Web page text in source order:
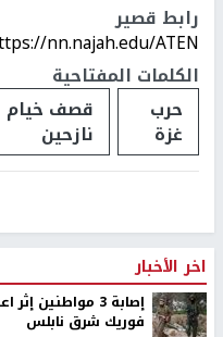
رابط قصير
nn.najah.edu/ATEN/
الكلمات المفتاحية
حرب
غزة
قصف خيام
نازحين
اخر الأخبار
إصابة 3
فوريك شرق نابلس